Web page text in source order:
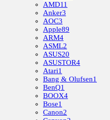
AMD11
Anker3
AOC3
Apple89
ARM4
ASML2
ASUS20
ASUSTOR4
Atari1
Bang & Olufsen1
BenQ1
BOOX4
Bose1
Canon2